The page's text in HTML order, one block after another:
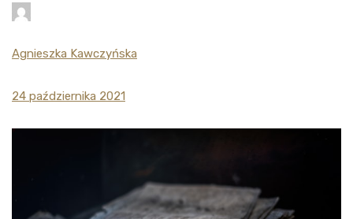
Agnieszka Kawczyńska
24 października 2021